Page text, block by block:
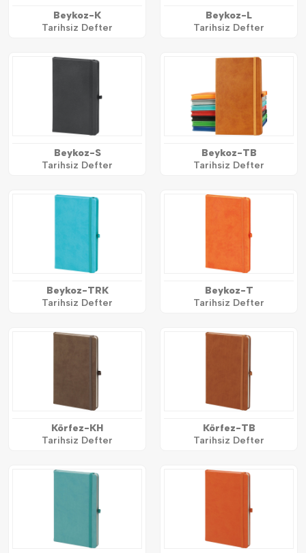
Beykoz-K
Tarihsiz Defter
Beykoz-L
Tarihsiz Defter
Beykoz-S
Tarihsiz Defter
Beykoz-TB
Tarihsiz Defter
Beykoz-TRK
Tarihsiz Defter
Beykoz-T
Tarihsiz Defter
Körfez-KH
Tarihsiz Defter
Körfez-TB
Tarihsiz Defter